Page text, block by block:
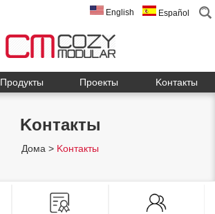
English Español
Продукты Проекты Kонтакты
Kонтакты
Дома > Kонтакты